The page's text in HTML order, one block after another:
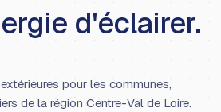
d'éclairer.
pour les communes,
de la région Centre-Val de Loire.